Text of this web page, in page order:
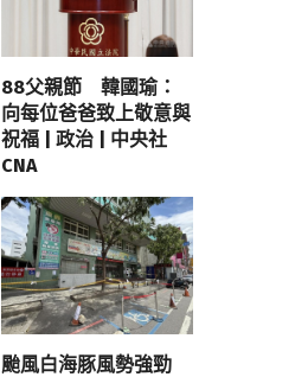
88父親節 韓國瑜：
向每位爸爸致上敬意與
祝福 | 政治 | 中央社
CNA
颱風白海豚風勢強勁